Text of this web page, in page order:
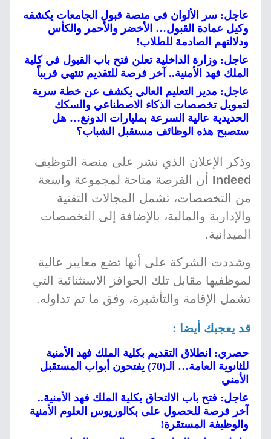
عاجل: سر الألوان في منصة قبول الجامعات يكشفه
وكيل عمادة القبول… الأخضر والأحمر والكأس
ودلالتهم الصادمة للطلاب!
عاجل: وزارة الداخلية تعلن فتح باب القبول في كلية
الملك فهد الأمنية.. آخر فرصة للتقديم تنتهي قريباً
عاجل: مدير التعليم العالي يكشف عن خطة سرية
لتمويل تخصصات الذكاء الاصطناعي والسكك
الحديدية عالية السرعة بمليارات الدونغ… هل
ستصبح هذه الوظائف مستقبل الشباب؟
وذكر الإعلان الذي نشر على منصة التوظيف
Indeed أن الفرصة متاحة لمجموعة واسعة
من التخصصات، تشمل المجالات التقنية
والإدارية والمالية، بالإضافة إلى التخصصات
الميدانية.
وشددت الشركة على أنها تضع معايير عالية
لموظفيها مقابل تلك الحوافز الاستثنائية التي
تشمل الإقامة والتأشيرة، وفق ما تم تداوله.
قد يعجبك أيضا :
حصري: انطلاق التقديم بكلية الملك فهد الأمنية
للثانوية العامة… الـ(70) يفتحون أبواب المستقبل
الأمني
عاجل: فتح باب الالتحاق بكلية الملك فهد الأمنية..
آخر فرصة للحصول على بكالوريوس العلوم الأمنية
والوظيفة المستقرة!